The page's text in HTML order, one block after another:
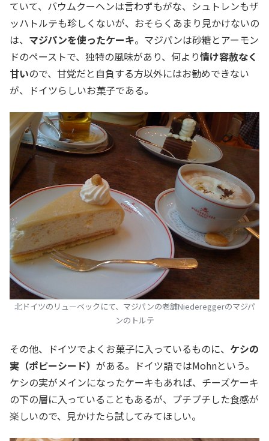
ていて、バウムクーヘンは言わずもがな、シュトレンもザ
ッハトルテも珍しくないが、おそらくあまり見かけないの
は、 マジパンを使ったケーキ。マジパンは砂糖とアーモン
ドのペーストで、独特の風味があり、何より情け容赦なく
甘いので、甘党だと自負する方以外にはお勧めできない
が、ドイツらしいお菓子である。
北ドイツのリューベックにて、マジパンの老舗Niedereggerのマジパ
ンのトルテ
その他、ドイツでよくお菓子に入っているものに、 ケシの
実（ポピーシード） がある。ドイツ語ではMohnという。
ケシの実がメインになったケーキもあれば、チーズケーキ
の下の層に入っていることもあるが、プチプチした食感が
楽しいので、見かけたら試してみてほしい。